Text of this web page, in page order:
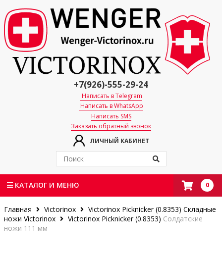
ЛИЧНЫЙ КАБИНЕТ
+7(926)-555-29-24
Написать в Telegram
Написать в WhatsApp
Написать SMS
Заказать обратный звонок
КАТАЛОГ И МЕНЮ 0
Главная Victorinox Victorinox Picknicker (0.8353) Складные
ножи Victorinox
Victorinox Picknicker (0.8353) Солдатские
ножи 111 мм